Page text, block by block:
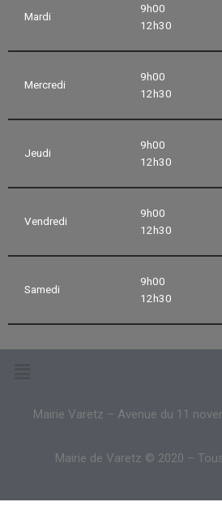
Mardi
9h00
12h30
Mercredi
9h00
12h30
Jeudi
9h00
12h30
Vendredi
9h00
12h30
Samedi
9h00
12h30
Mairie Varetz – Avenue du 11
Mairie de Varetz © 2020 –